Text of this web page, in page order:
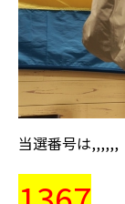
当選番号は,,,,,,